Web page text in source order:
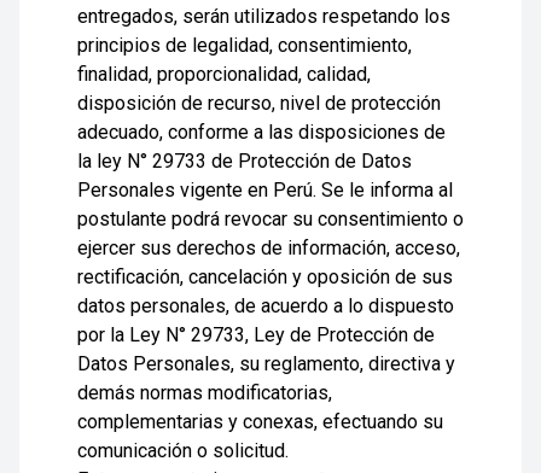
entregados, serán utilizados respetando los
principios de legalidad, consentimiento,
finalidad, proporcionalidad, calidad,
disposición de recurso, nivel de protección
adecuado, conforme a las disposiciones de
la ley N° 29733 de Protección de Datos
Personales vigente en Perú. Se le informa al
postulante podrá revocar su consentimiento o
ejercer sus derechos de información, acceso,
rectificación, cancelación y oposición de sus
datos personales, de acuerdo a lo dispuesto
por la Ley N° 29733, Ley de Protección de
Datos Personales, su reglamento, directiva y
demás normas modificatorias,
complementarias y conexas, efectuando su
comunicación o solicitud.